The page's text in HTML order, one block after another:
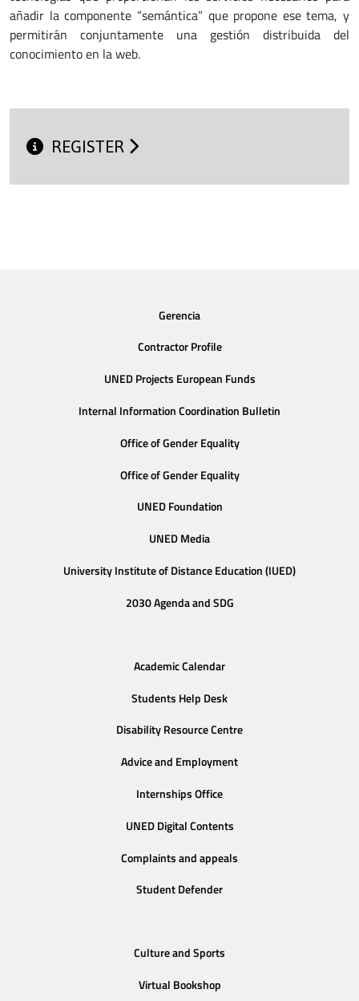
añadir la componente “semántica” que propone ese tema, y
permitirán conjuntamente una gestión distribuida del
conocimiento en la web.
REGISTER
Gerencia
Contractor Profile
UNED Projects European Funds
Internal Information Coordination Bulletin
Office of Gender Equality
Office of Gender Equality
UNED Foundation
UNED Media
University Institute of Distance Education (IUED)
2030 Agenda and SDG
Academic Calendar
Students Help Desk
Disability Resource Centre
Advice and Employment
Internships Office
UNED Digital Contents
Complaints and appeals
Student Defender
Culture and Sports
Virtual Bookshop